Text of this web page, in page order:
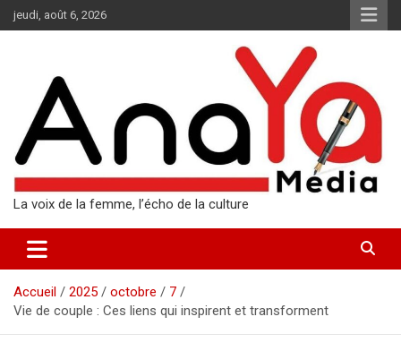
Aller
au
jeudi, août 6, 2026
La voix de la femme, l’écho de la culture
Accueil 2025 octobre
7
Vie de couple : Ces liens qui inspirent et transforment